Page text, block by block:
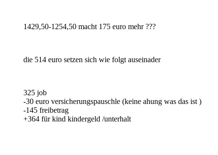
1429,50-1254,50 macht 175 euro mehr ???
die 514 euro setzen sich wie folgt auseinader
325 job
-30 euro versicherungspauschle (keine ahung was das ist )
-145 freibetrag
+364 für kind kindergeld /unterhalt